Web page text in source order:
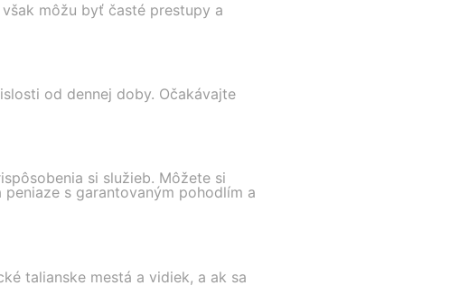
môžu byť časté prestupy a
od dennej doby. Očakávajte
si služieb. Môžete si
s garantovaným pohodlím a
talianske mestá a vidiek, a ak sa